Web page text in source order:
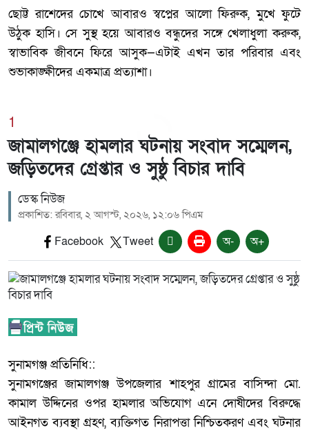
ছোট্ট রাশেদের চোখে আবারও স্বপ্নের আলো ফিরুক, মুখে ফুটে
উঠুক হাসি। সে সুস্থ হয়ে আবারও বন্ধুদের সঙ্গে খেলাধুলা করুক,
স্বাভাবিক জীবনে ফিরে আসুক—এটাই এখন তার পরিবার এবং
শুভাকাঙ্ক্ষীদের একমাত্র প্রত্যাশা।
1
জামালগঞ্জে হামলার ঘটনায় সংবাদ সম্মেলন,
জড়িতদের গ্রেপ্তার ও সুষ্ঠু বিচার দাবি
ডেস্ক নিউজ
প্রকাশিত: রবিবার, ২ আগস্ট, ২০২৬, ১২:০৬ পিএম
Facebook Tweet অ- অ+
‎সুনামগঞ্জ প্রতিনিধি::
‎সুনামগঞ্জের জামালগঞ্জ উপজেলার শাহপুর গ্রামের বাসিন্দা মো.
কামাল উদ্দিনের ওপর হামলার অভিযোগ এনে দোষীদের বিরুদ্ধে
আইনগত ব্যবস্থা গ্রহণ, ব্যক্তিগত নিরাপত্তা নিশ্চিতকরণ এবং ঘটনার